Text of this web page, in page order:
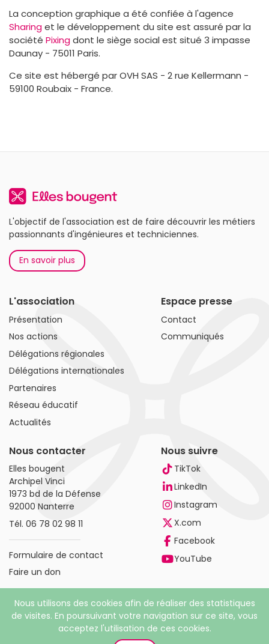
La conception graphique a été confiée à l'agence
Sharinget le développement du site est assuré par la
société Pixingdont le siège social est situé 3 impasse
Daunay - 75011 Paris.
Ce site est hébergé par OVH SAS - 2 rue Kellermann -
59100 Roubaix - France.
L'objectif de l'association est de faire découvrir les métiers
passionnants d'ingénieures et techniciennes.
En savoir plus
L'association
Présentation
Nos actions
Délégations régionales
Délégations internationales
Partenaires
Réseau éducatif
Actualités
Espace presse
Contact
Communiqués
Nous contacter
Elles bougent
Archipel Vinci
1973 bd de la Défense
92000 Nanterre
Tél. 06 78 02 98 11
Formulaire de contact
Faire un don
Nous suivre
TikTok
LinkedIn
Instagram
X.com
Facebook
YouTube
© 2026 Elles bougent. Tous droits réservés |Mentions
Nous utilisons des cookies afin de réaliser des statistiques
de visites. En poursuivant votre navigation sur ce site, vous
acceptez l'utilisation de ces cookies.